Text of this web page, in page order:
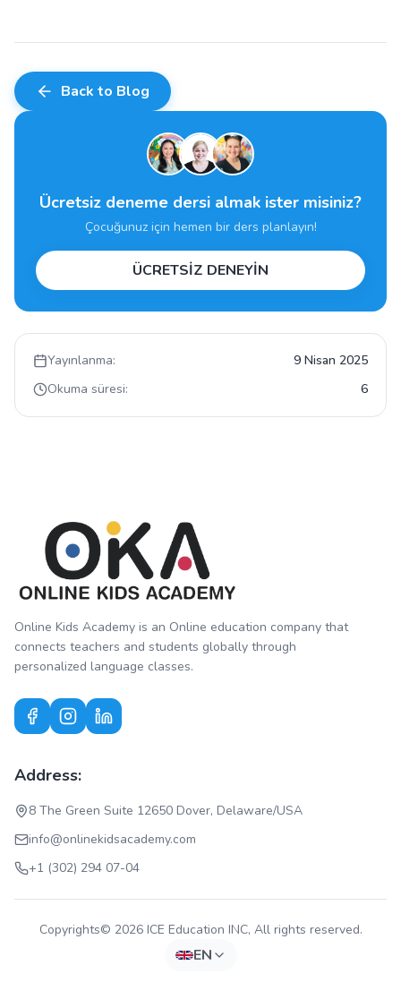
Back to Blog
Ücretsiz deneme dersi almak ister misiniz?
Çocuğunuz için hemen bir ders planlayın!
ÜCRETSİZ DENEYİN
Yayınlanma:
9 Nisan 2025
Okuma süresi:
6
Online Kids Academy is an Online education company that
connects teachers and students globally through
personalized language classes.
Address:
8 The Green Suite 12650 Dover, Delaware/USA
info@onlinekidsacademy.com
+1 (302) 294 07-04
Copyrights© 2026 ICE Education INC, All rights reserved.
EN